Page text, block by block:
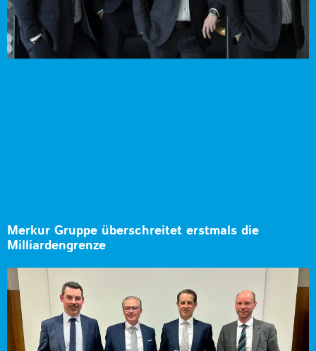
Merkur Gruppe überschreitet erstmals die
Milliardengrenze